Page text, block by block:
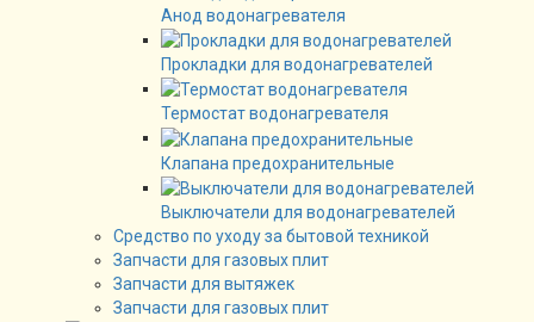
Анод водонагревателя
Прокладки для водонагревателей
Термостат водонагревателя
Клапана предохранительные
Выключатели для водонагревателей
Средство по уходу за бытовой техникой
Запчасти для газовых плит
Запчасти для вытяжек
Запчасти для газовых плит